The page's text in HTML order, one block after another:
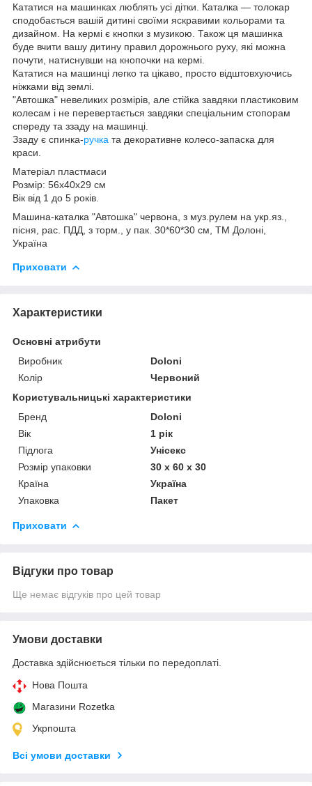
Кататися на машинках люблять усі дітки. Каталка — толокар
сподобається вашій дитині своїми яскравими кольорами та
дизайном. На кермі є кнопки з музикою. Також ця машинка
буде вчити вашу дитину правил дорожнього руху, які можна
почути, натиснувши на кнопочки на кермі.
Кататися на машинці легко та цікаво, просто відштовхуючись
ніжками від землі.
"Автошка" невеликих розмірів, але стійка завдяки пластиковим
колесам і не перевертається завдяки спеціальним стопорам
спереду та ззаду на машинці.
Ззаду є спинка-ручка та декоративне колесо-запаска для
краси.
Матеріал пластмаси
Розмір: 56х40х29 см
Вік від 1 до 5 років.
Машина-каталка "Автошка" червона, з муз.рулем на укр.яз.,
пісня, рас. ПДД, з торм., у пак. 30*60*30 см, ТМ Долоні,
Україна
Приховати
Характеристики
Основні атрибути
Виробник
Doloni
Колір
Червоний
Користувальницькі характеристики
Бренд
Doloni
Вік
1 рік
Підлога
Унісекс
Розмір упаковки
30 х 60 х 30
Країна
Україна
Упаковка
Пакет
Приховати
Відгуки про товар
Ще немає відгуків про цей товар
Умови доставки
Доставка здійснюється тільки по передоплаті.
Нова Пошта
Магазини Rozetka
Укрпошта
Всі умови доставки